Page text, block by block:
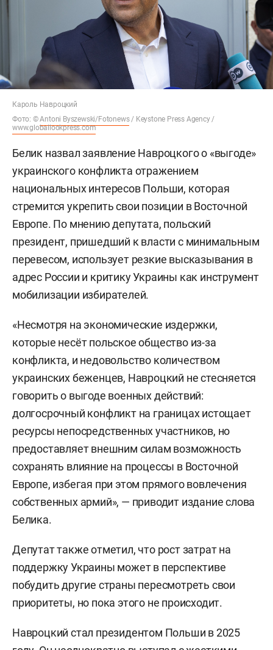
Кароль Навроцкий
Фото: ©Antoni Byszewski/Fotonews/ Keystone Press Agency /
www.globallookpress.com
Белик назвал заявление Навроцкого о «выгоде»
украинского конфликта отражением
национальных интересов Польши, которая
стремится укрепить свои позиции в Восточной
Европе. По мнению депутата, польский
президент, пришедший к власти с минимальным
перевесом, использует резкие высказывания в
адрес России и критику Украины как инструмент
мобилизации избирателей.
«Несмотря на экономические издержки,
которые несёт польское общество из-за
конфликта, и недовольство количеством
украинских беженцев, Навроцкий не стесняется
говорить о выгоде военных действий:
долгосрочный конфликт на границах истощает
ресурсы непосредственных участников, но
предоставляет внешним силам возможность
сохранять влияние на процессы в Восточной
Европе, избегая при этом прямого вовлечения
собственных армий», — приводит издание слова
Белика.
Депутат также отметил, что рост затрат на
поддержку Украины может в перспективе
побудить другие страны пересмотреть свои
приоритеты, но пока этого не происходит.
Навроцкий стал президентом Польши в 2025